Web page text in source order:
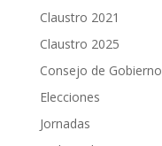
Claustro 2021
Claustro 2025
Consejo de Gobierno
Elecciones
Jornadas